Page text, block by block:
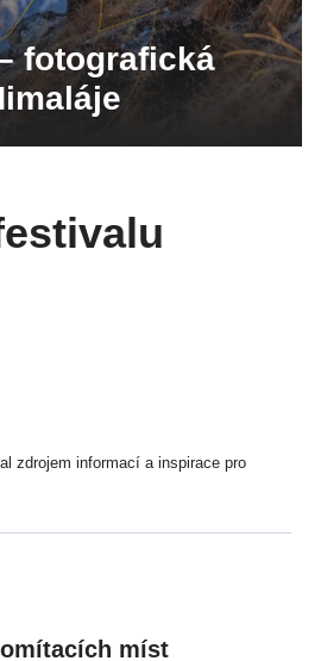
fotografická
zdrojem informací a inspirace pro
míst